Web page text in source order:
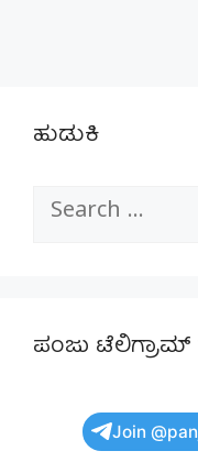
ಹುಡುಕಿ
Search
ಪಂಜು ಟೆಲಿಗ್ರಾಮ್
Join